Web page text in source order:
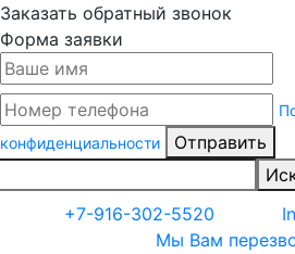
Заказать обратный звонок
Форма заявки
конфиденциальности
Отправить
+7-916-302-5520
Мы Вам